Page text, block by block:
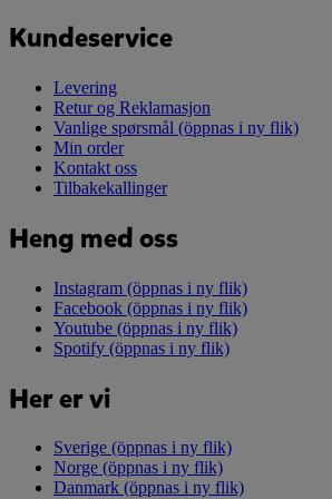
Kundeservice
Levering
Retur og Reklamasjon
Vanlige spørsmål (öppnas i ny flik)
Min order
Kontakt oss
Tilbakekallinger
Heng med oss
Instagram (öppnas i ny flik)
Facebook (öppnas i ny flik)
Youtube (öppnas i ny flik)
Spotify (öppnas i ny flik)
Her er vi
Sverige (öppnas i ny flik)
Norge (öppnas i ny flik)
Danmark (öppnas i ny flik)